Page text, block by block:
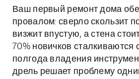
Ваш первый ремонт дома
провалом: сверло скользит
визжит впустую, а стена
70% новичков сталкиваются
полгода владения
дрель решает проблему